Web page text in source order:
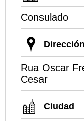
Consulado
Dirección
Rua Oscar
Cesar
Ciudad